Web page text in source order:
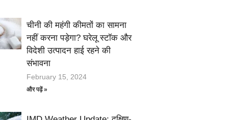
चीनी की महंगी कीमतों का सामना
नहीं करना पड़ेगा? घरेलू स्टॉक और
विदेशी उत्पादन हाई रहने की
संभावना
February 15, 2024
और पढ़ें »